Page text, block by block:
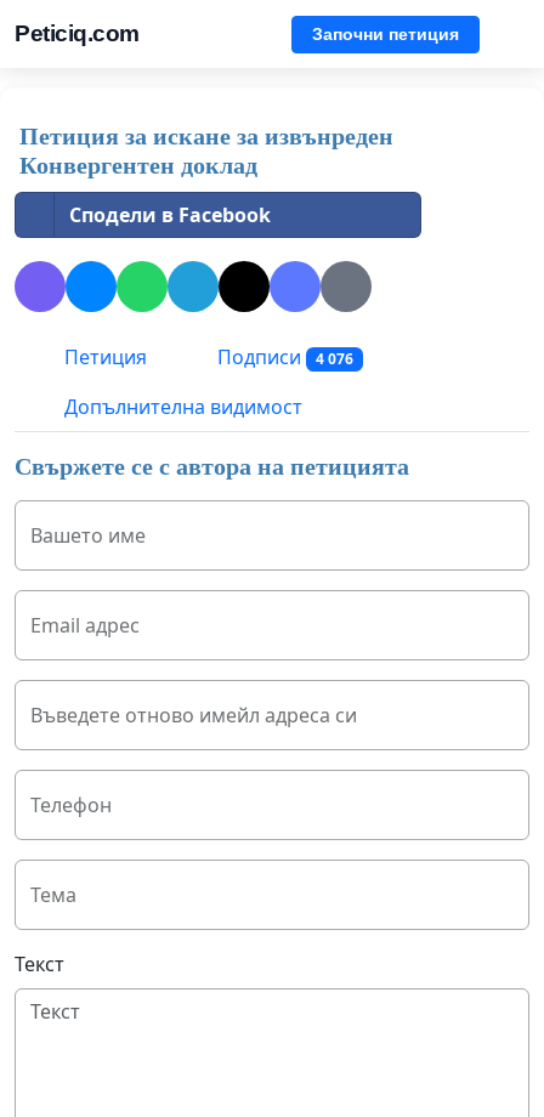
Peticiq.com Започни петиция
Петиция за искане за извънреден
Конвергентен доклад
Сподели в Facebook
Петиция Подписи 4 076
Допълнителна видимост
Свържете се с автора на петицията
Вашето име
Email адрес
Въведете отново имейл адреса си
Телефон
Тема
Текст